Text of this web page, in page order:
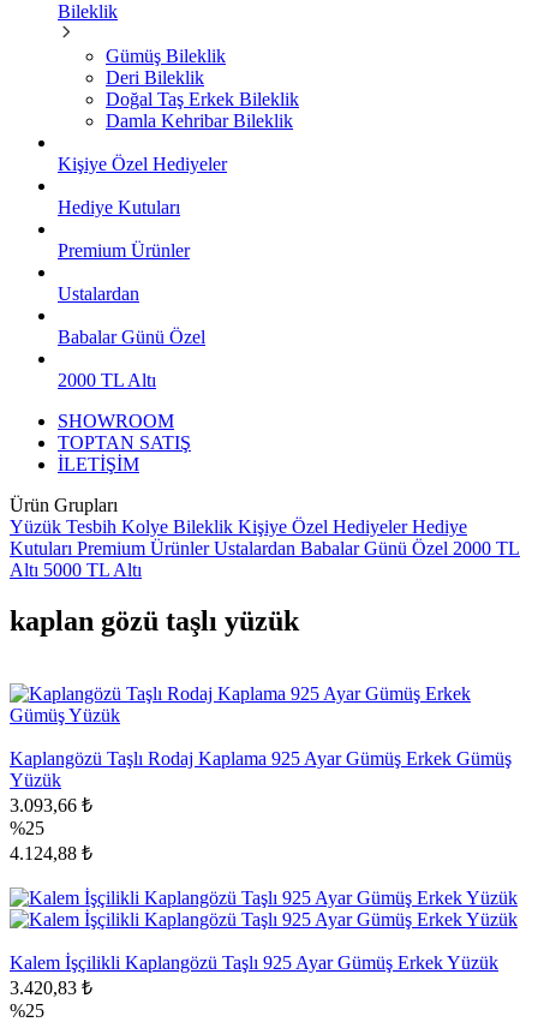
Bileklik
Gümüş Bileklik
Deri Bileklik
Doğal Taş Erkek Bileklik
Damla Kehribar Bileklik
Kişiye Özel Hediyeler
Hediye Kutuları
Premium Ürünler
Ustalardan
Babalar Günü Özel
2000 TL Altı
SHOWROOM
TOPTAN SATIŞ
İLETİŞİM
Ürün Grupları
Yüzük Tesbih Kolye Bileklik Kişiye Özel Hediyeler Hediye
Kutuları Premium Ürünler Ustalardan Babalar Günü Özel 2000 TL
Altı 5000 TL Altı
kaplan gözü taşlı yüzük
Kaplangözü Taşlı Rodaj Kaplama 925 Ayar Gümüş Erkek Gümüş
Yüzük
3.093,66 ₺
%25
4.124,88 ₺
Kalem İşçilikli Kaplangözü Taşlı 925 Ayar Gümüş Erkek Yüzük
3.420,83 ₺
%25